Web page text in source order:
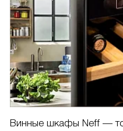
Винные шкафы Neff —